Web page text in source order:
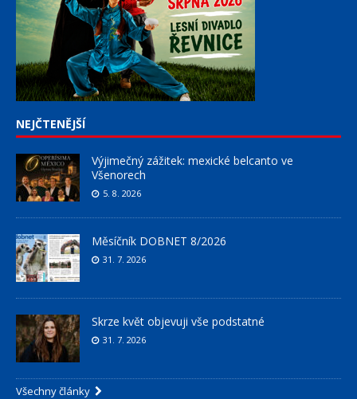
NEJČTENĚJŠÍ
Výjimečný zážitek: mexické belcanto ve
Všenorech
5. 8. 2026
Měsíčník DOBNET 8/2026
31. 7. 2026
Skrze květ objevuji vše podstatné
31. 7. 2026
Všechny články